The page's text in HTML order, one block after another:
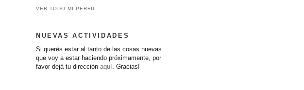
VER TODO MI PERFIL
NUEVAS ACTIVIDADES
Si querés estar al tanto de las cosas nuevas
que voy a estar haciendo próximamente, por
favor dejá tu dirección aquí. Gracias!